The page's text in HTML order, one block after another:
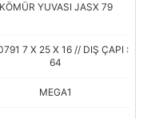
KÖMÜR YUVASI JASX 79
7 X 25 X 16 // DIŞ ÇAPI :
64
MEGA1